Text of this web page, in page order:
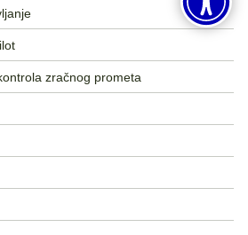
zračnog prometa